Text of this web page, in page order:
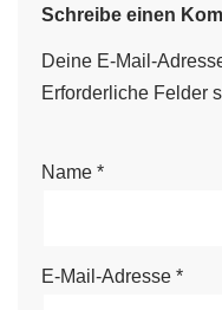
Schreibe einen
Deine E-Mail-
Erforderliche Felder
Name *
E-Mail-Adresse *